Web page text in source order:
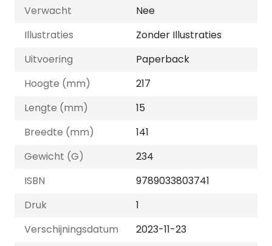
Verwacht
Nee
Illustraties
Zonder Illustraties
Uitvoering
Paperback
Hoogte (mm)
217
Lengte (mm)
15
Breedte (mm)
141
Gewicht (G)
234
ISBN
9789033803741
Druk
1
Verschijningsdatum
2023-11-23